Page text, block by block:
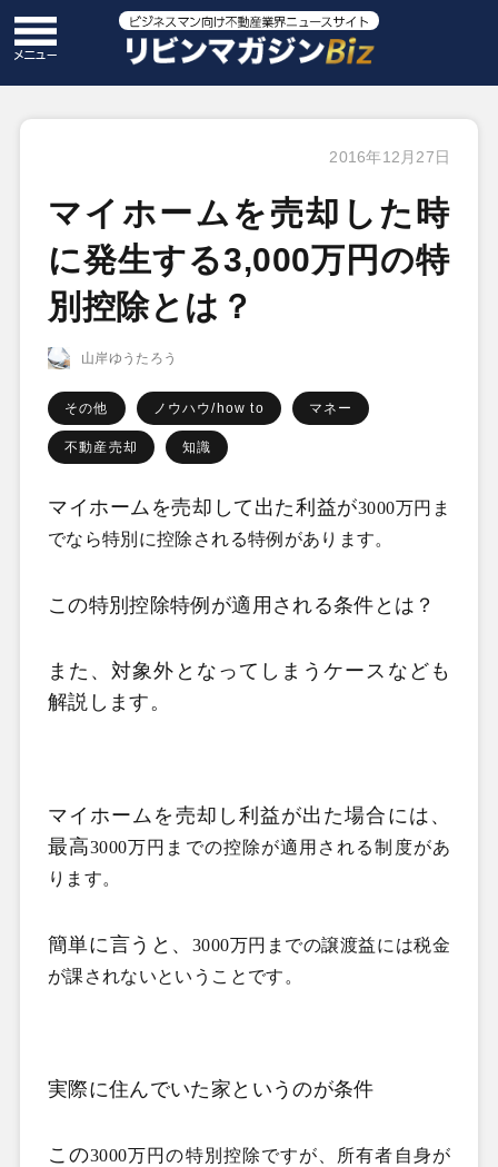
2016年12月27日
マイホームを売却した時
に発生する3,000万円の特
別控除とは？
山岸ゆうたろう
その他 ノウハウ/how to マネー
不動産売却 知識
マイホームを売却して出た利益が3000万円ま
でなら特別に控除される特例があります。
この特別控除特例が適用される条件とは？
また、対象外となってしまうケースなども
解説します。
マイホームを売却し利益が出た場合には、
最高3000万円までの控除が適用される制度があ
ります。
簡単に言うと、 3000万円までの譲渡益には税金
が課されないということです。
実際に住んでいた家というのが条件
この3000万円の特別控除ですが、所有者自身が